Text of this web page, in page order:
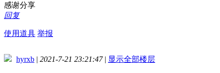
感谢分享
回复
使用道具 举报
hyrxb | 2021-7-21 23:21:47 | 显示全部楼层